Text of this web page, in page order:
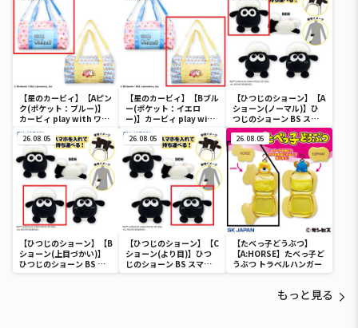
ダム2号機 バンシィ（デ
ストロイモード）-
【星のカービィ】【Aピン
ク(ポケット：ブルー)】
カービィ play with ワド
ルディ ボストンバッグ
【星のカービィ】【Bブル
ー(ポケット：イエロ
ー)】カービィ play with
ワドルディ ボストンバッ
グ
【ひつじのショーン】【A
ショーン(ノーマル)】ひ
つじのショーン BS スマ
ホショーンルダー
26.08.05
【ひつじのショーン】【B
ショーン(上目づかい)】
ひつじのショーン BS ス
マホショーンルダー
26.08.05
【ひつじのショーン】【C
ショーン(より目)】ひつ
じのショーン BS スマホ
ショーンルダー
26.08.05
【たべっ子どうぶつ】
【A:HORSE】たべっ子ど
うぶつ トラベルハンガー
もっと見る